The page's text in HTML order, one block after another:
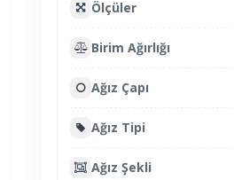
Ölçüler
Birim Ağırlığı
Ağız Çapı
Ağız Tipi
Ağız Şekli